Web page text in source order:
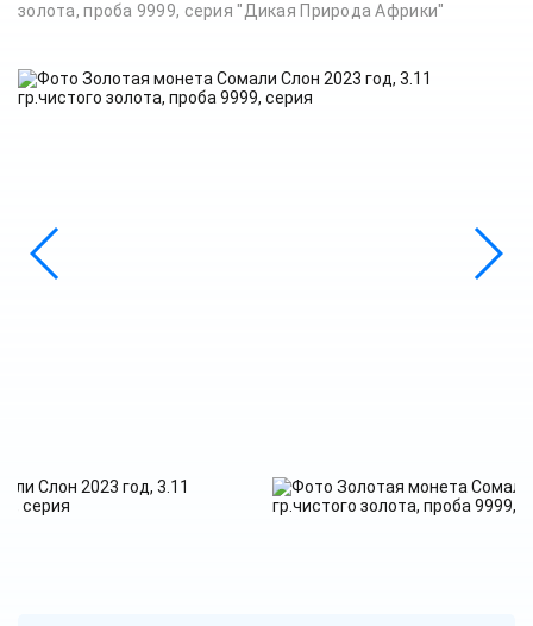
золота, проба 9999, серия "Дикая Природа Африки"